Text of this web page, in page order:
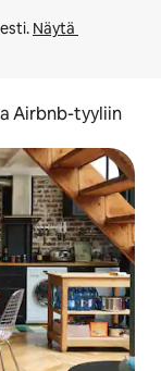
Näytä
Airbnb-tyyliin